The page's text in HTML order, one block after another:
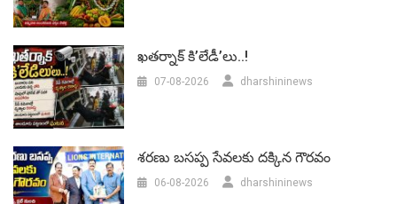
ఖతర్నాక్ కి’లేడీ’లు..!
07-08-2026 dharshininews
శరణు బసప్ప సేవలకు దక్కిన గౌరవం
06-08-2026 dharshininews